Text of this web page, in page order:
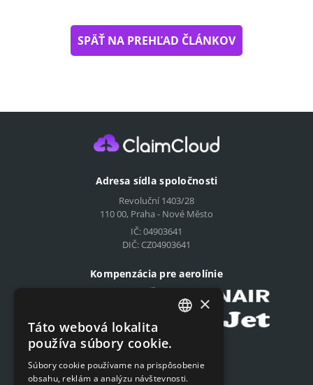
SPÄŤ NA PREHĽAD ČLÁNKOV
Adresa sídla spoločnosti
Revoluční 1403/28
110 00, Praha - Nové Město
IČ: 04903641
DIČ: CZ04903641
Kompenzácia pre aerolínie
Podat on-line žiadosť
Podat on-line žiadosť
SLOVAK
×
Táto webová lokalita
používa súbory cookie.
Súbory cookie používame na prispôsobenie
obsahu, reklám a analýzu návštevnosti.